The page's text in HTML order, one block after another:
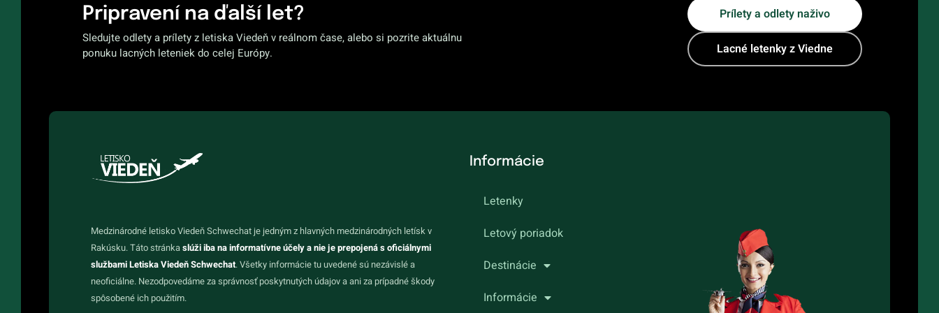
Pripravení na ďalší let?
Sledujte odlety a prílety z letiska Viedeň v reálnom čase, alebo si pozrite aktuálnu
ponuku lacných leteniek do celej Európy.
Prílety a odlety naživo
Lacné letenky z Viedne
Medzinárodné letisko Viedeň Schwechat je jedným z hlavných medzinárodných letísk v
Rakúsku. Táto stránkaslúži iba na informatívne účely a nie je prepojená s oficiálnymi
službami Letiska Viedeň Schwechat. Všetky informácie tu uvedené sú nezávislé a
neoficiálne. Nezodpovedáme za správnosť poskytnutých údajov a ani za prípadné škody
spôsobené ich použitím.
Informácie
Letenky
Letový poriadok
Destinácie
Informácie